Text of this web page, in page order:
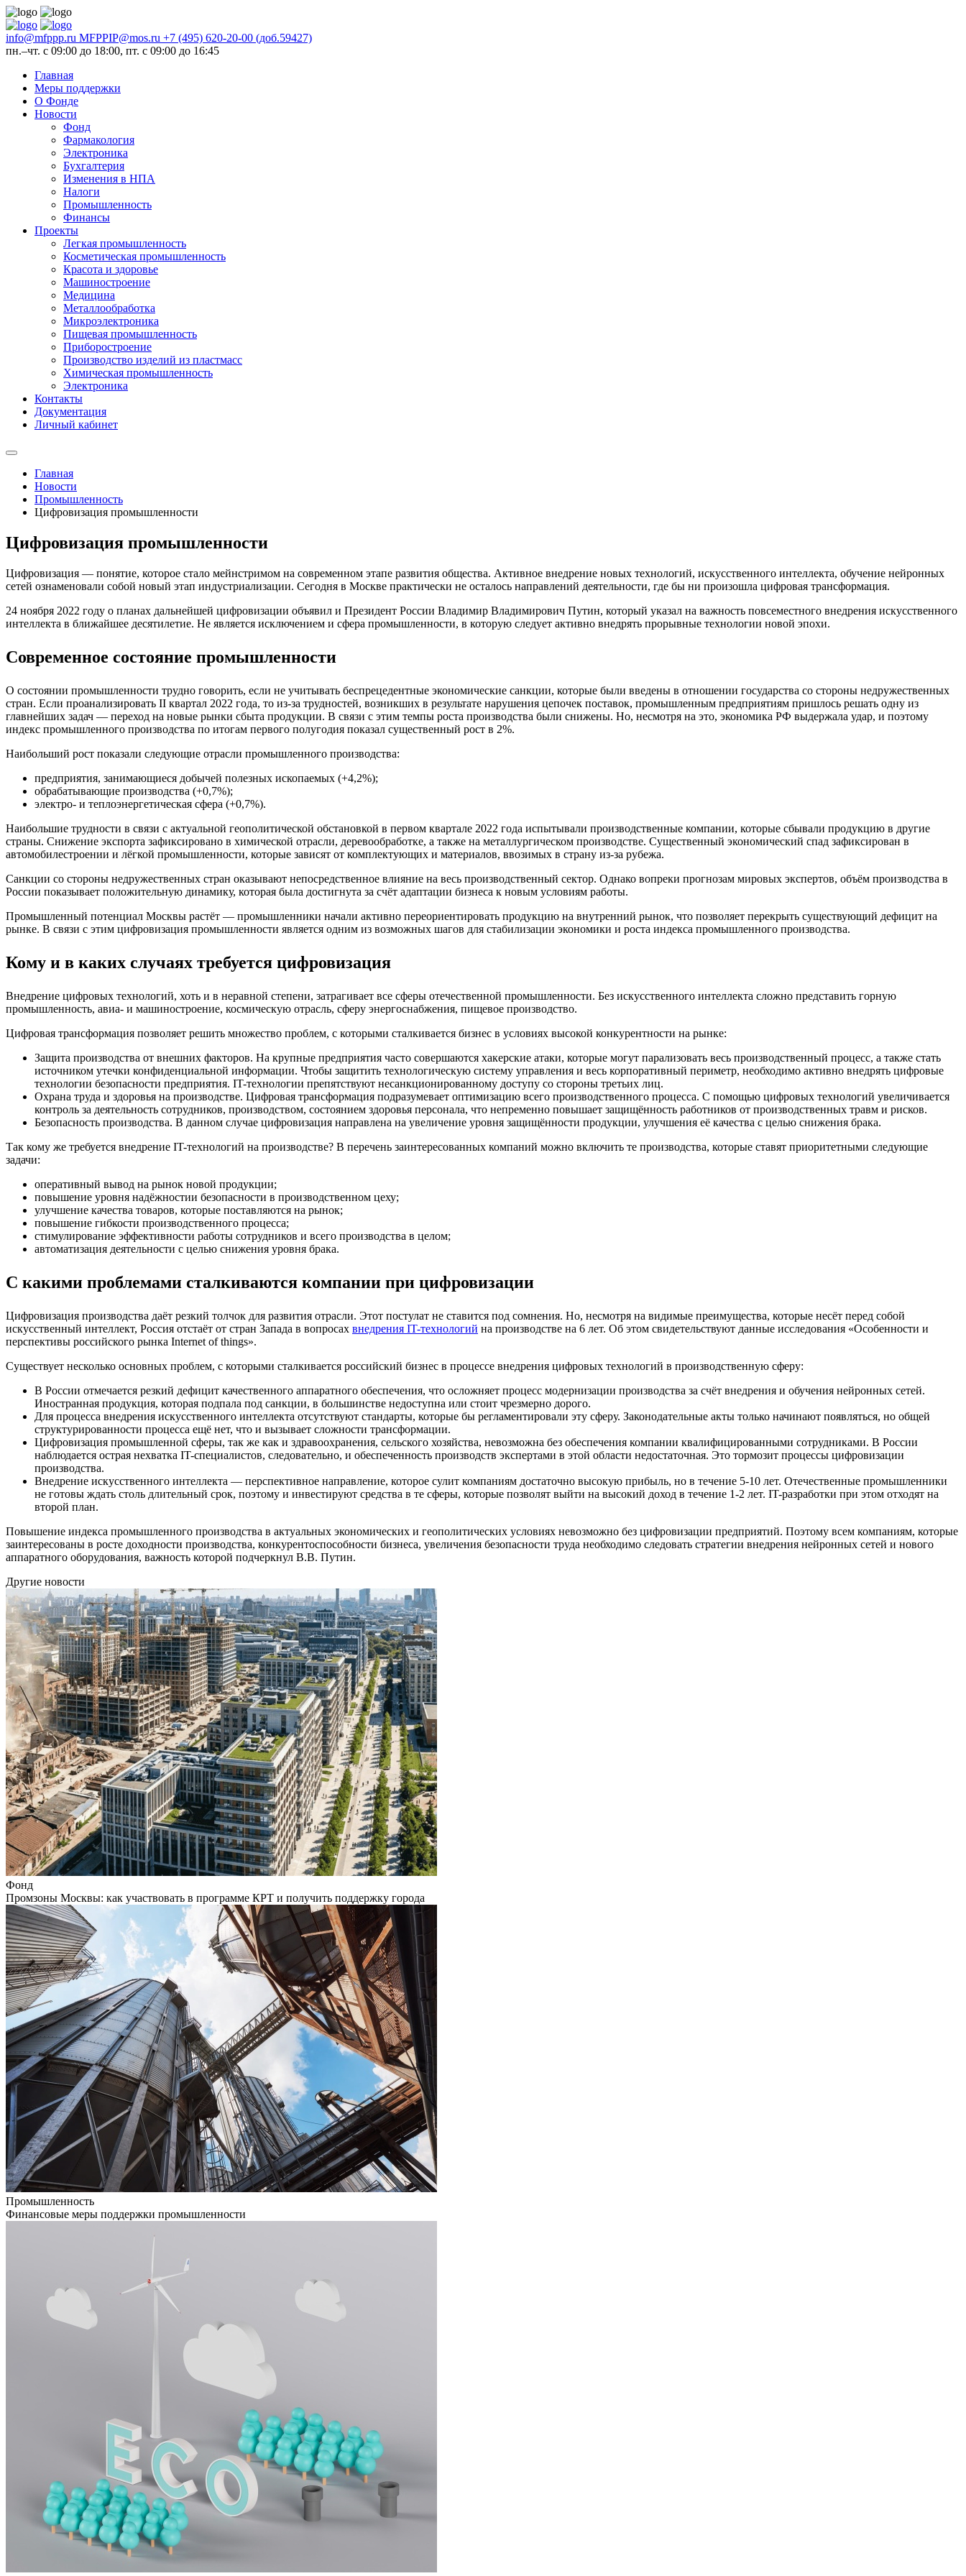
info@mfppp.ru MFPPIP@mos.ru +7 (495) 620-20-00 (доб.59427)
пн.–чт. с 09:00 до 18:00, пт. с 09:00 до 16:45
Главная
Меры поддержки
О Фонде
Новости
Фонд
Фармакология
Электроника
Бухгалтерия
Изменения в НПА
Налоги
Промышленность
Финансы
Проекты
Легкая промышленность
Косметическая промышленность
Красота и здоровье
Машиностроение
Медицина
Металлообработка
Микроэлектроника
Пищевая промышленность
Приборостроение
Производство изделий из пластмасс
Химическая промышленность
Электроника
Контакты
Документация
Личный кабинет
Главная
Новости
Промышленность
Цифровизация промышленности
Цифровизация промышленности
Цифровизация — понятие, которое стало мейнстримом на современном этапе развития общества. Активное внедрение новых технологий, искусственного интеллекта, обучение нейронных
сетей ознаменовали собой новый этап индустриализации. Сегодня в Москве практически не осталось направлений деятельности, где бы ни произошла цифровая трансформация.
24 ноября 2022 году о планах дальнейшей цифровизации объявил и Президент России Владимир Владимирович Путин, который указал на важность повсеместного внедрения искусственного
интеллекта в ближайшее десятилетие. Не является исключением и сфера промышленности, в которую следует активно внедрять прорывные технологии новой эпохи.
Современное состояние промышленности
О состоянии промышленности трудно говорить, если не учитывать беспрецедентные экономические санкции, которые были введены в отношении государства со стороны недружественных
стран. Если проанализировать II квартал 2022 года, то из-за трудностей, возникших в результате нарушения цепочек поставок, промышленным предприятиям пришлось решать одну из
главнейших задач — переход на новые рынки сбыта продукции. В связи с этим темпы роста производства были снижены. Но, несмотря на это, экономика РФ выдержала удар, и поэтому
индекс промышленного производства по итогам первого полугодия показал существенный рост в 2%.
Наибольший рост показали следующие отрасли промышленного производства:
предприятия, занимающиеся добычей полезных ископаемых (+4,2%);
обрабатывающие производства (+0,7%);
электро- и теплоэнергетическая сфера (+0,7%).
Наибольшие трудности в связи с актуальной геополитической обстановкой в первом квартале 2022 года испытывали производственные компании, которые сбывали продукцию в другие
страны. Снижение экспорта зафиксировано в химической отрасли, деревообработке, а также на металлургическом производстве. Существенный экономический спад зафиксирован в
автомобилестроении и лёгкой промышленности, которые зависят от комплектующих и материалов, ввозимых в страну из-за рубежа.
Санкции со стороны недружественных стран оказывают непосредственное влияние на весь производственный сектор. Однако вопреки прогнозам мировых экспертов, объём производства в
России показывает положительную динамику, которая была достигнута за счёт адаптации бизнеса к новым условиям работы.
Промышленный потенциал Москвы растёт — промышленники начали активно переориентировать продукцию на внутренний рынок, что позволяет перекрыть существующий дефицит на
рынке. В связи с этим цифровизация промышленности является одним из возможных шагов для стабилизации экономики и роста индекса промышленного производства.
Кому и в каких случаях требуется цифровизация
Внедрение цифровых технологий, хоть и в неравной степени, затрагивает все сферы отечественной промышленности. Без искусственного интеллекта сложно представить горную
промышленность, авиа- и машиностроение, космическую отрасль, сферу энергоснабжения, пищевое производство.
Цифровая трансформация позволяет решить множество проблем, с которыми сталкивается бизнес в условиях высокой конкурентности на рынке:
Защита производства от внешних факторов. На крупные предприятия часто совершаются хакерские атаки, которые могут парализовать весь производственный процесс, а также стать
источником утечки конфиденциальной информации. Чтобы защитить технологическую систему управления и весь корпоративный периметр, необходимо активно внедрять цифровые
технологии безопасности предприятия. IT-технологии препятствуют несанкционированному доступу со стороны третьих лиц.
Охрана труда и здоровья на производстве. Цифровая трансформация подразумевает оптимизацию всего производственного процесса. С помощью цифровых технологий увеличивается
контроль за деятельность сотрудников, производством, состоянием здоровья персонала, что непременно повышает защищённость работников от производственных травм и рисков.
Безопасность производства. В данном случае цифровизация направлена на увеличение уровня защищённости продукции, улучшения её качества с целью снижения брака.
Так кому же требуется внедрение IT-технологий на производстве? В перечень заинтересованных компаний можно включить те производства, которые ставят приоритетными следующие
задачи:
оперативный вывод на рынок новой продукции;
повышение уровня надёжностии безопасности в производственном цеху;
улучшение качества товаров, которые поставляются на рынок;
повышение гибкости производственного процесса;
стимулирование эффективности работы сотрудников и всего производства в целом;
автоматизация деятельности с целью снижения уровня брака.
С какими проблемами сталкиваются компании при цифровизации
Цифровизация производства даёт резкий толчок для развития отрасли. Этот постулат не ставится под сомнения. Но, несмотря на видимые преимущества, которые несёт перед собой
искусственный интеллект, Россия отстаёт от стран Запада в вопросах внедрения IT-технологий на производстве на 6 лет. Об этом свидетельствуют данные исследования «Особенности и
перспективы российского рынка Internet of things».
Существует несколько основных проблем, с которыми сталкивается российский бизнес в процессе внедрения цифровых технологий в производственную сферу:
В России отмечается резкий дефицит качественного аппаратного обеспечения, что осложняет процесс модернизации производства за счёт внедрения и обучения нейронных сетей.
Иностранная продукция, которая подпала под санкции, в большинстве недоступна или стоит чрезмерно дорого.
Для процесса внедрения искусственного интеллекта отсутствуют стандарты, которые бы регламентировали эту сферу. Законодательные акты только начинают появляться, но общей
структурированности процесса ещё нет, что и вызывает сложности трансформации.
Цифровизация промышленной сферы, так же как и здравоохранения, сельского хозяйства, невозможна без обеспечения компании квалифицированными сотрудниками. В России
наблюдается острая нехватка IT-специалистов, следовательно, и обеспеченность производств экспертами в этой области недостаточная. Это тормозит процессы цифровизации
производства.
Внедрение искусственного интеллекта — перспективное направление, которое сулит компаниям достаточно высокую прибыль, но в течение 5-10 лет. Отечественные промышленники
не готовы ждать столь длительный срок, поэтому и инвестируют средства в те сферы, которые позволят выйти на высокий доход в течение 1-2 лет. IT-разработки при этом отходят на
второй план.
Повышение индекса промышленного производства в актуальных экономических и геополитических условиях невозможно без цифровизации предприятий. Поэтому всем компаниям, которые
заинтересованы в росте доходности производства, конкурентоспособности бизнеса, увеличения безопасности труда необходимо следовать стратегии внедрения нейронных сетей и нового
аппаратного оборудования, важность которой подчеркнул В.В. Путин.
Другие новости
Фонд
Промзоны Москвы: как участвовать в программе КРТ и получить поддержку города
Промышленность
Финансовые меры поддержки промышленности